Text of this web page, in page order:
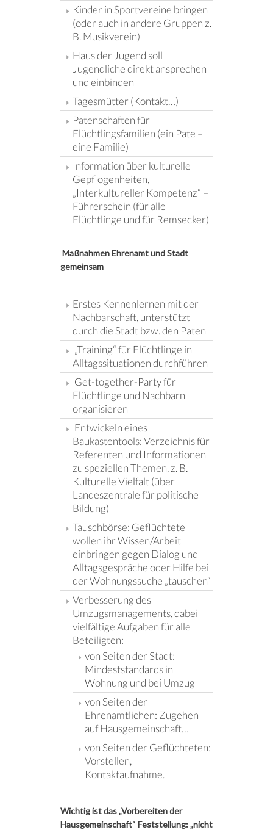
Kinder in Sportvereine bringen
(oder auch in andere Gruppen z.
B. Musikverein)
Haus der Jugend soll
Jugendliche direkt ansprechen
und einbinden
Tagesmütter (Kontakt…)
Patenschaften für
Flüchtlingsfamilien (ein Pate –
eine Familie)
Information über kulturelle
Gepflogenheiten,
„Interkultureller Kompetenz“ –
Führerschein (für alle
Flüchtlinge und für Remsecker)
Maßnahmen Ehrenamt und Stadt
gemeinsam
Erstes Kennenlernen mit der
Nachbarschaft, unterstützt
durch die Stadt bzw. den Paten
„Training“ für Flüchtlinge in
Alltagssituationen durchführen
Get-together-Party für
Flüchtlinge und Nachbarn
organisieren
Entwickeln eines
Baukastentools: Verzeichnis für
Referenten und Informationen
zu speziellen Themen, z. B.
Kulturelle Vielfalt (über
Landeszentrale für politische
Bildung)
Tauschbörse: Geflüchtete
wollen ihr Wissen/Arbeit
einbringen gegen Dialog und
Alltagsgespräche oder Hilfe bei
der Wohnungssuche „tauschen“
Verbesserung des
Umzugsmanagements, dabei
vielfältige Aufgaben für alle
Beteiligten:
von Seiten der Stadt:
Mindeststandards in
Wohnung und bei Umzug
von Seiten der
Ehrenamtlichen: Zugehen
auf Hausgemeinschaft…
von Seiten der Geflüchteten:
Vorstellen,
Kontaktaufnahme.
Wichtig ist das „Vorbereiten der
Hausgemeinschaft“ Feststellung: „nicht